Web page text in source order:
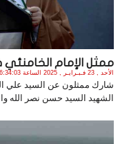
ممثل الإمام الخامنئي
الأحد , 23 فـبـرايـر , 2025 الساعة 6:34:03 PM
شارك ممثلون عن السيد علي
الشهيد السيد حسن نصر الله